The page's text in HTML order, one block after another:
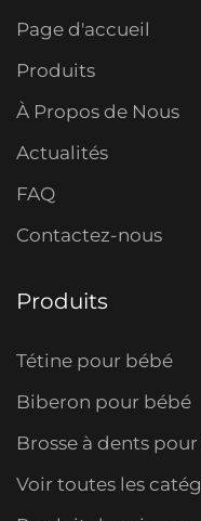
Page d'accueil
Produits
À Propos de Nous
Actualités
FAQ
Contactez-nous
Produits
Tétine pour bébé
Biberon pour bébé
Brosse à dents
Voir toutes les